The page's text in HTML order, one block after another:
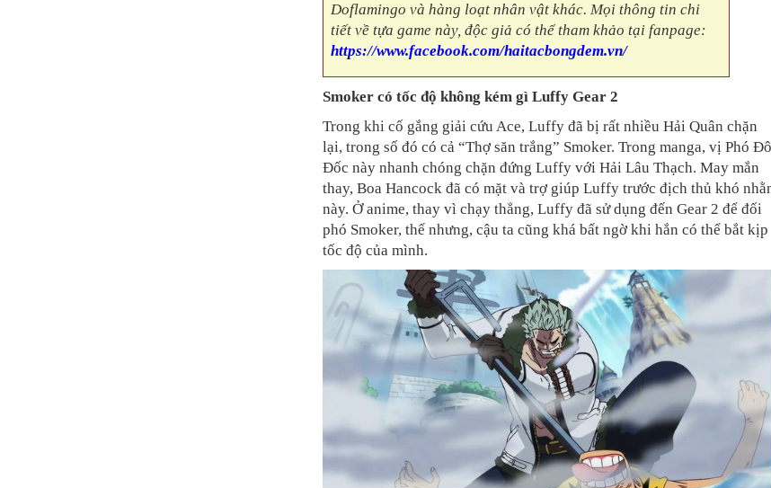
Doflamingo và hàng loạt nhân vật khác. Mọi thông tin chi
tiết về tựa game này, độc giả có thể tham khảo tại fanpage:
https://www.facebook.com/haitacbongdem.vn/
Smoker có tốc độ không kém gì Luffy Gear 2
Trong khi cố gắng giải cứu Ace, Luffy đã bị rất nhiều Hải Quân chặn
lại, trong số đó có cả “Thợ săn trắng” Smoker. Trong manga, vị Phó Đô
Đốc này nhanh chóng chặn đứng Luffy với Hải Lâu Thạch. May mắn
thay, Boa Hancock đã có mặt và trợ giúp Luffy trước địch thủ khó
này. Ở anime, thay vì chạy thẳng, Luffy đã sử dụng đến Gear 2 để đối
phó Smoker, thế nhưng, cậu ta cũng khá bất ngờ khi hắn có thể bắt kịp
tốc độ của mình.